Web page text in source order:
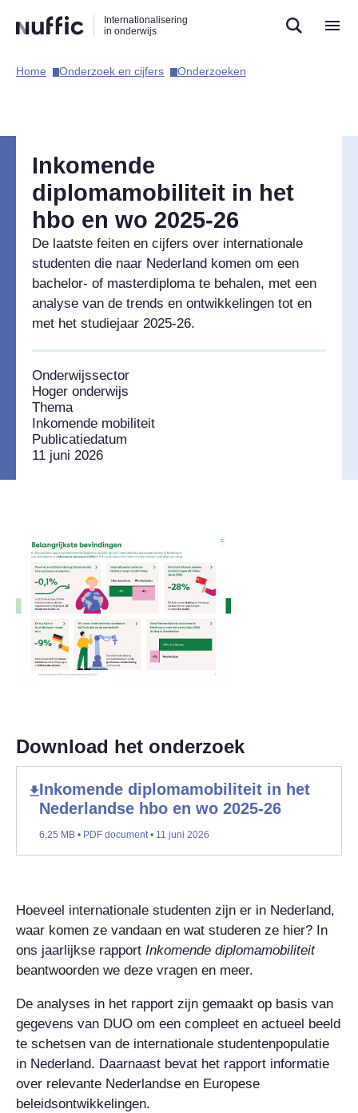
naar
zoekfunctie
naar
hoofdnavigatie
naar
inhoud
Internationalisering
in onderwijs
Hoofdnavigatie
Home​ Onderzoek en cijfers​ Onderzoeken​
Inkomende
diplomamobiliteit in het
hbo en wo 2025-26
De laatste feiten en cijfers over internationale
studenten die naar Nederland komen om een
bachelor- of masterdiploma te behalen, met een
analyse van de trends en ontwikkelingen tot en
met het studiejaar 2025-26.
Onderwijssector
Hoger onderwijs
Thema
Inkomende mobiliteit
Publicatiedatum
11 juni 2026
Download het onderzoek
Inkomende diplomamobiliteit in het
Nederlandse hbo en wo 2025-26
6,25 MB • PDF document • 11 juni 2026
Hoeveel internationale studenten zijn er in Nederland,
waar komen ze vandaan en wat studeren ze hier? In
ons jaarlijkse rapport Inkomende diplomamobiliteit
beantwoorden we deze vragen en meer.
De analyses in het rapport zijn gemaakt op basis van
gegevens van DUO om een compleet en actueel beeld
te schetsen van de internationale studentenpopulatie
in Nederland. Daarnaast bevat het rapport informatie
over relevante Nederlandse en Europese
beleidsontwikkelingen.